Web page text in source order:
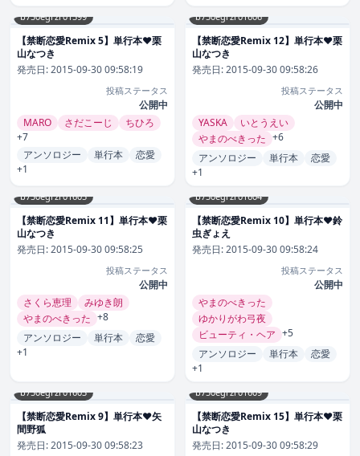
b750egrzr01599
【禁断恋愛Remix 5】単行本❤栗
山なつき
発売日:2015-09-30 09:58:19
投稿ステータス
公開中
MARO
さだこーじ
ちひろ
+7
アンソロジー
単行本
恋愛
+1
b750egrzr01606
【禁断恋愛Remix 12】単行本❤栗
山なつき
発売日:2015-09-30 09:58:26
投稿ステータス
公開中
YASKA
いとうえい
やまのべきった +6
アンソロジー
単行本
恋愛
+1
b750egrzr01605
【禁断恋愛Remix 11】単行本❤栗
山なつき
発売日:2015-09-30 09:58:25
投稿ステータス
公開中
さくら恵理
みゆき朗
やまのべきった +8
アンソロジー
単行本
恋愛
+1
b750egrzr01604
【禁断恋愛Remix 10】単行本❤鈴
虫ぎょえ
発売日:2015-09-30 09:58:24
投稿ステータス
公開中
やまのべきった
ゆかりがわ弓夜
ビューティ・ヘア +5
アンソロジー
単行本
恋愛
+1
b750egrzr01603
【禁断恋愛Remix 9】単行本❤矢
間野狐
発売日:2015-09-30 09:58:23
b750egrzr01609
【禁断恋愛Remix 15】単行本❤栗
山なつき
発売日:2015-09-30 09:58:29